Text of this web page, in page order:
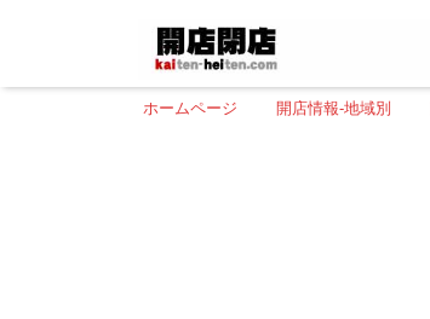
ホームページ 開店情報-地域別